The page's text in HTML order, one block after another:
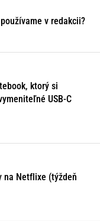
v redakcii?
ktorý si
USB-C
na Netflixe (týždeň